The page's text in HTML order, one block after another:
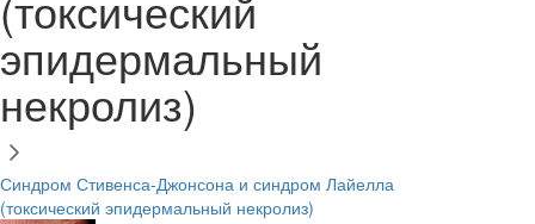
эпидермальный
некролиз)
Синдром Стивенса-Джонсона и синдром Лайелла
(токсический эпидермальный некролиз)